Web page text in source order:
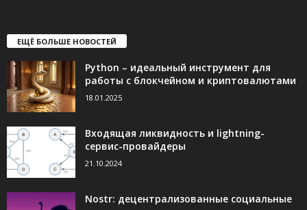
ЕЩЁ БОЛЬШЕ НОВОСТЕЙ
Python – идеальный инструмент для
работы с блокчейном и криптовалютами
18.01.2025
Входящая ликвидность и lightning-
сервис-провайдеры
21.10.2024
Nostr: децентрализованные социальные